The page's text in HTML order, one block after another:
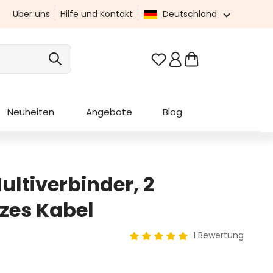
Über uns Hilfe und Kontakt Deutschland
Du hast 0 Produkte
Neuheiten Angebote Blog
2
Kabel
1 Bewertung